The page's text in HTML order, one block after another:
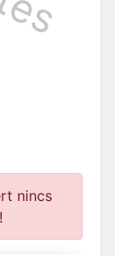
nincs